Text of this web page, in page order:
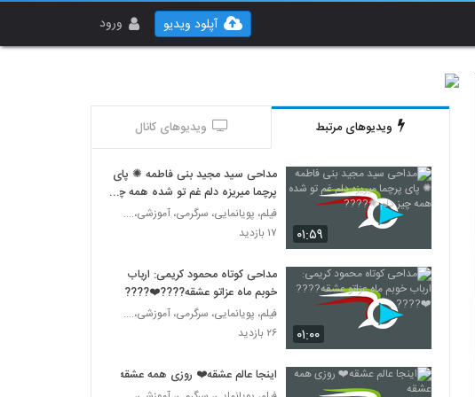
ورود آپلود ویدیو
ویدیوهای مرتبط ویدیوهای کانال
۰۱:۵۹
مداحی سید مجید بنی فاطمه ✺ پای
پرچما میریزه دلم غم تو شده همه چیز
دلم ✺????
فیلم، پویانمایی، سرگرمی، آموزشی،....
۱۷ بازدید
۰۱:۰۰
مداحی کوتاه محمود کریمی: ارباب
خوبم ماه عزاتو عشقه????❤️????
فیلم، پویانمایی، سرگرمی، آموزشی،....
۲۶ بازدید
اینجا عالم عشقه❤️ روزی همه عشقه